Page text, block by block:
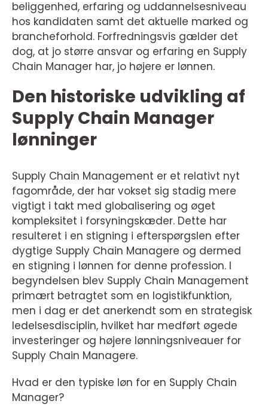
beliggenhed, erfaring og uddannelsesniveau
hos kandidaten samt det aktuelle marked og
brancheforhold. Forfredningsvis gælder det
dog, at jo større ansvar og erfaring en Supply
Chain Manager har, jo højere er lønnen.
Den historiske udvikling af
Supply Chain Manager
lønninger
Supply Chain Management er et relativt nyt
fagområde, der har vokset sig stadig mere
vigtigt i takt med globalisering og øget
kompleksitet i forsyningskæder. Dette har
resulteret i en stigning i efterspørgslen efter
dygtige Supply Chain Managere og dermed
en stigning i lønnen for denne profession. I
begyndelsen blev Supply Chain Management
primært betragtet som en logistikfunktion,
men i dag er det anerkendt som en strategisk
ledelsesdisciplin, hvilket har medført øgede
investeringer og højere lønningsniveauer for
Supply Chain Managere.
Hvad er den typiske løn for en Supply Chain
Manager?